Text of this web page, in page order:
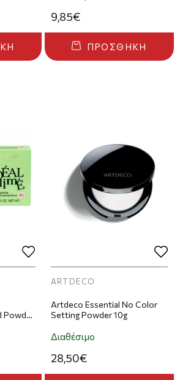
9,85€
ΠΡΟΣΘΉΚΗ
Powder
ARTDECO
Artdeco Essential No Color
Setting Powder 10g
Διαθέσιμο
28,50€